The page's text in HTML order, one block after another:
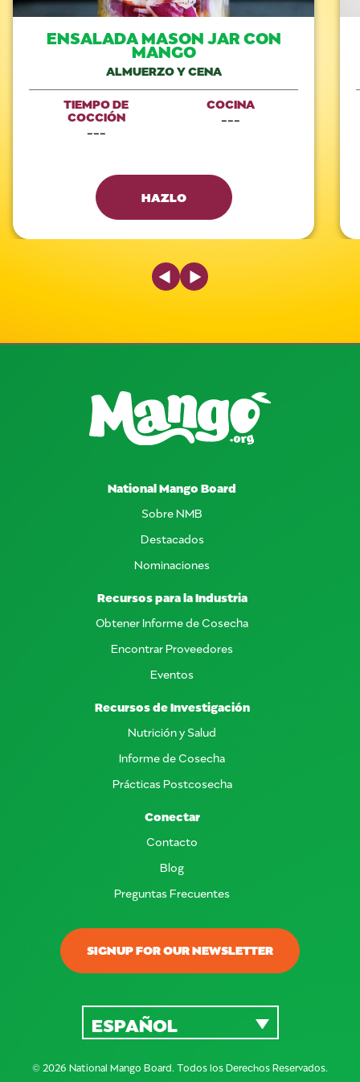
ENSALADA MASON JAR CON
MANGO
ALMUERZO Y CENA
TIEMPO DE
COCCIÓN
---
COCINA
---
HAZLO
Previous Slide
Next Slide
SIGNUP FOR OUR NEWSLETTER
National Mango Board
Sobre NMB
Destacados
Nominaciones
Recursos para la Industria
Obtener Informe de Cosecha
Encontrar Proveedores
Eventos
Recursos de Investigación
Nutrición y Salud
Informe de Cosecha
Prácticas Postcosecha
Conectar
Contacto
Blog
Preguntas Frecuentes
© 2026 National Mango Board. Todos los Derechos Reservados.
ESPAÑOL